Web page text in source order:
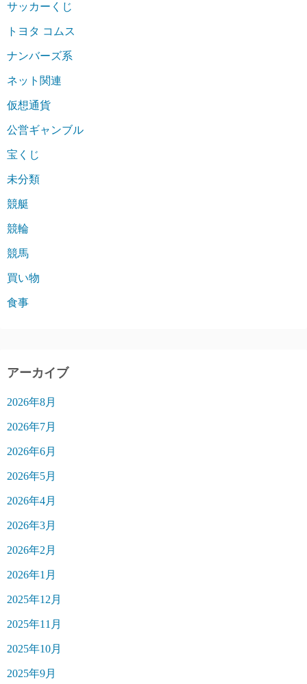
サッカーくじ
トヨタ コムス
ナンバーズ系
ネット関連
仮想通貨
公営ギャンブル
宝くじ
未分類
競艇
競輪
競馬
買い物
食事
アーカイブ
2026年8月
2026年7月
2026年6月
2026年5月
2026年4月
2026年3月
2026年2月
2026年1月
2025年12月
2025年11月
2025年10月
2025年9月